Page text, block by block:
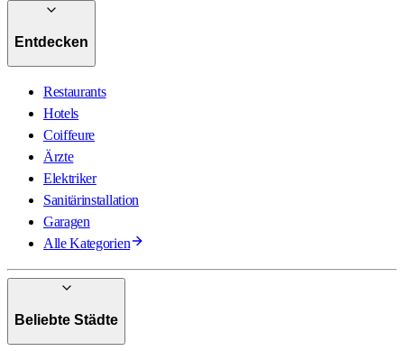
Entdecken
Restaurants
Hotels
Coiffeure
Ärzte
Elektriker
Sanitärinstallation
Garagen
Alle Kategorien
Beliebte Städte